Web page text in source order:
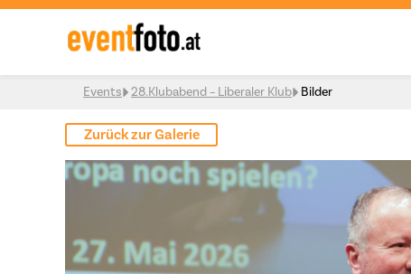
Skip to content
Events 28.Klubabend – Liberaler Klub Bilder
Zurück zur Galerie